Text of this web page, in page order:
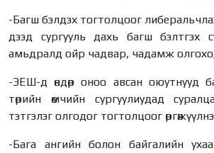
-Багш бэлдэх тогтолцоог
дээд сургууль дахь багш бэлтгэх
амьдралд ойр чадвар, чадамж
-ЭЕШ-д өндөр оноо авсан оюутнууд
төрийн өмчийн сургуулиудад
тэтгэлэг олгодог тогтолцоог
-Бага ангийн болон байгалийн